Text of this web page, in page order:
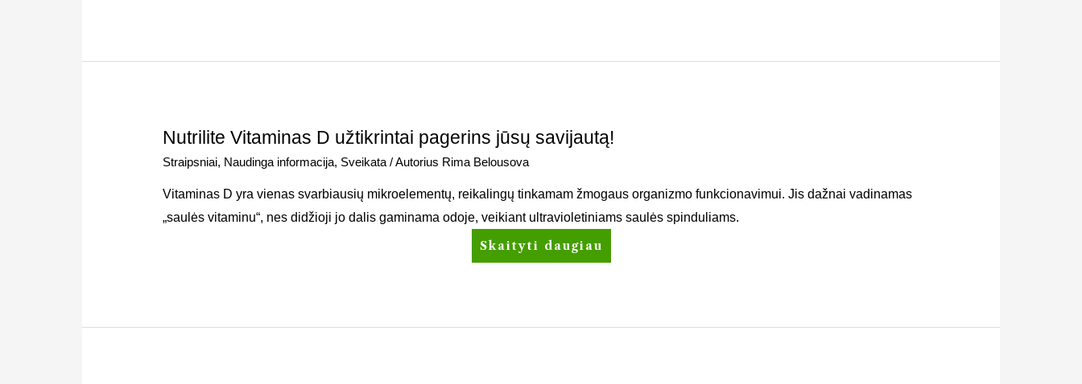
Nutrilite Vitaminas D užtikrintai pagerins jūsų savijautą!
Straipsniai, Naudinga informacija, Sveikata / Autorius Rima Belousova
Vitaminas D yra vienas svarbiausių mikroelementų, reikalingų tinkamam žmogaus organizmo funkcionavimui. Jis dažnai vadinamas
„saulės vitaminu“, nes didžioji jo dalis gaminama odoje, veikiant ultravioletiniams saulės spinduliams.
Skaityti daugiau